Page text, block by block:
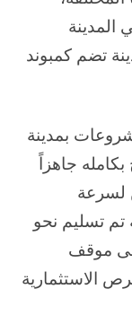
المدينة
تضم كمبوند
بمدينة
وحدة سكنية ـ أصبح بكامله جاهزاً
لسرعة
تم تسليم نحو
إلى موقف
الاستثمارية